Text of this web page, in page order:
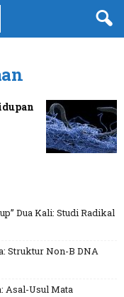
Dua Kali: Studi Radikal
Struktur Non-B DNA
Asal-Usul Mata